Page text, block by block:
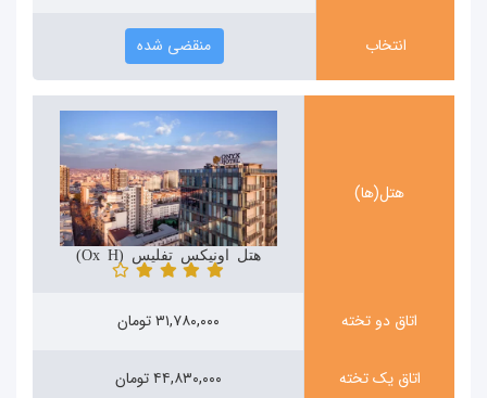
انتخاب منقضی شده
هتل(ها)
هتل اونیکس تفلیس (Onyx Hotel)
اتاق دو تخته ۳۱,۷۸۰,۰۰۰ تومان
اتاق یک تخته ۴۴,۸۳۰,۰۰۰ تومان